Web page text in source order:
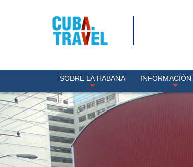
SOBRE LA HABANA INFORMACIÓN